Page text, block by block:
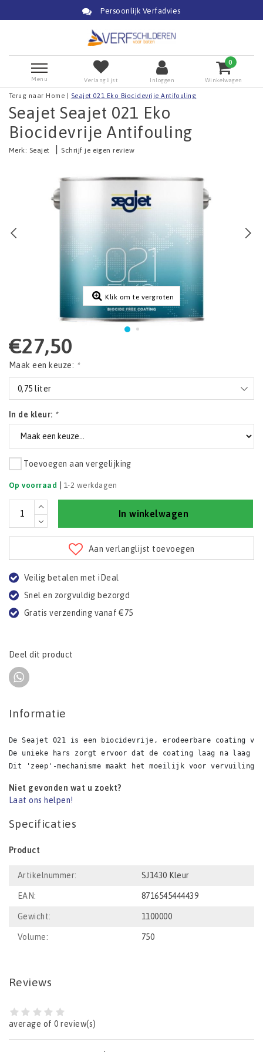
Persoonlijk Verfadvies
Menu Verlanglijst Inloggen
0
Winkelwagen
Terug naar Home Seajet 021 Eko Biocidevrije Antifouling
Seajet Seajet 021 Eko
Biocidevrije Antifouling
Merk: Seajet Schrijf je eigen review
Klik om te vergroten
€27,50
Maak een keuze: *
0,75 liter
In de kleur: *
Toevoegen aan vergelijking
Op voorraad 1-2 werkdagen
In winkelwagen
Aan verlanglijst toevoegen
Veilig betalen met iDeal
Snel en zorgvuldig bezorgd
Gratis verzending vanaf €75
Deel dit product
Informatie
De Seajet 021 is een biocidevrije, erodeerbare coating
De unieke hars zorgt ervoor dat de coating laag na laag
Dit 'zeep'-mechanisme maakt het moeilijk voor vervuiling
Niet gevonden wat u zoekt?
Laat ons helpen!
Specificaties
Product
Artikelnummer: SJ1430 Kleur
EAN: 8716545444439
Gewicht: 1100000
Volume: 750
Reviews
average of 0 review(s)